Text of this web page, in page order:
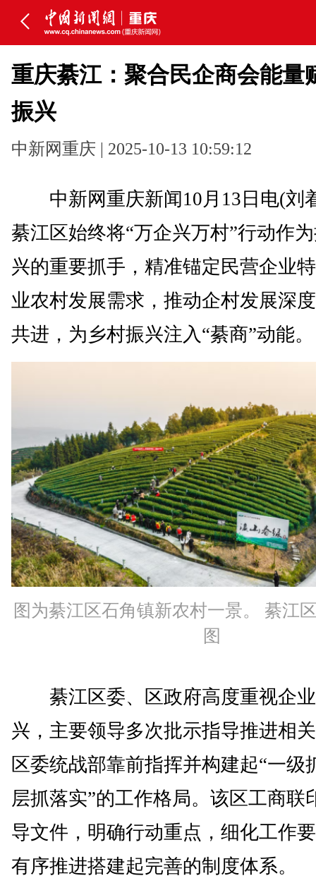
重庆綦江：聚合民企商会能量
振兴
中新网重庆 | 2025-10-13 10:59:12
中新网重庆新闻10月13日电(刘
綦江区始终将“万企兴万村”行动作
兴的重要抓手，精准锚定民营企业
业农村发展需求，推动企村发展深
共进，为乡村振兴注入“綦商”动能。
图为綦江区石角镇新农村一景。 綦江
图
綦江区委、区政府高度重视企业
兴，主要领导多次批示指导推进相
区委统战部靠前指挥并构建起“一级
层抓落实”的工作格局。该区工商联
导文件，明确行动重点，细化工作
有序推进搭建起完善的制度体系。